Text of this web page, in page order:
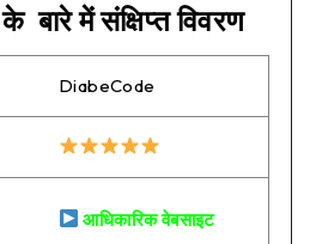
के बारे में संक्षिप्त विवरण
DiabeCode
आधिकारिक वेबसाइट